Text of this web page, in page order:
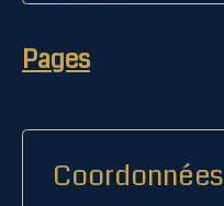
Pages
Coordonnées